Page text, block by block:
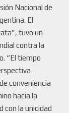
Nacional de
El
tuvo un
contra la
“El tiempo
conveniencia
hacia la
con la unicidad